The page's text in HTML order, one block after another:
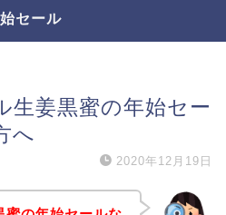
セール
生姜黒蜜の年始セー
へ
2020年12月19日